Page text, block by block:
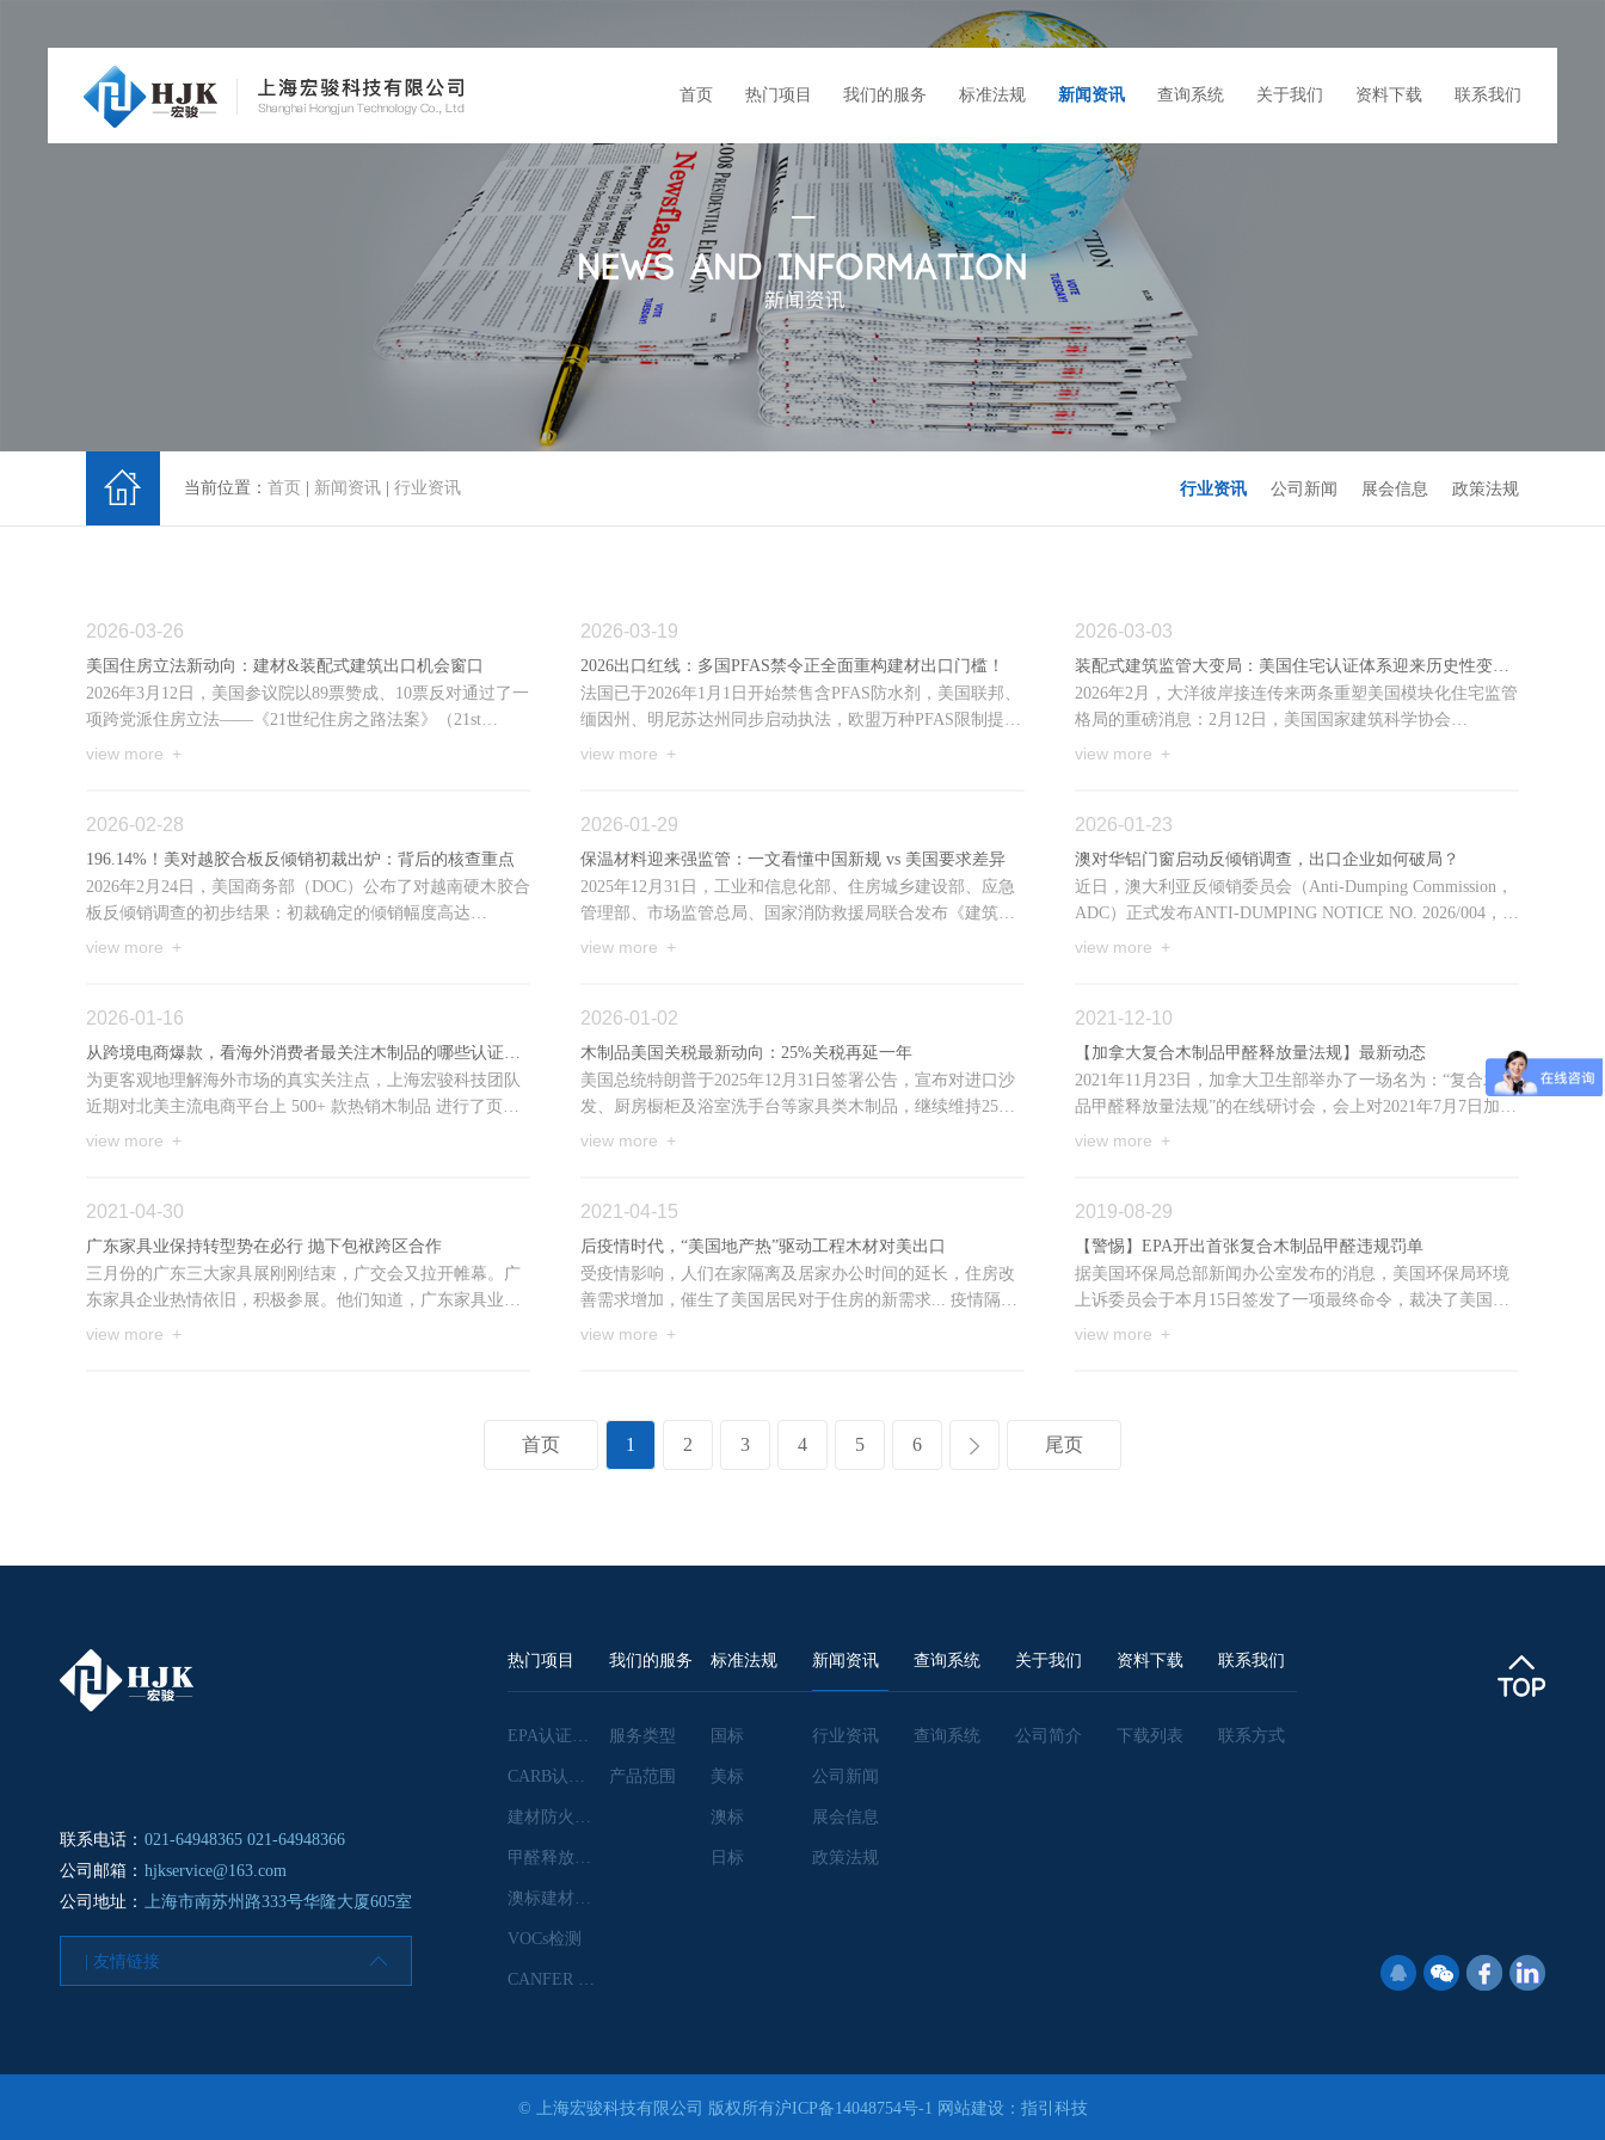
首页 热门项目 我们的服务 标准法规 新闻资讯 查询系统 关于我们 资料下载 联系我们
当前位置： 首页 新闻资讯 行业资讯 行业资讯 公司新闻 展会信息 政策法规
2026-03-26
美国住房立法新动向：建材&装配式建筑出口机会窗口
2026年3月12日，美国参议院以89票赞成、10票反对通过了一
项跨党派住房立法——《21世纪住房之路法案》（21st
Century ROAD to Housing Act）。这是近年来美国联邦层面
view more +
2026-03-19
2026出口红线：多国PFAS禁令正全面重构建材出口门槛！
法国已于2026年1月1日开始禁售含PFAS防水剂，美国联邦、
缅因州、明尼苏达州同步启动执法，欧盟万种PFAS限制提案
进入最后决策——“永久化学品”的时代正加速走向终结。
view more +
2026-03-03
装配式建筑监管大变局：美国住宅认证体系迎来历史性变革！
2026年2月，大洋彼岸接连传来两条重塑美国模块化住宅监管
格局的重磅消息：2月12日，美国国家建筑科学协会
（NIBS）宣布组建专门工作组，制定“住房系统认证计划标
view more +
2026-02-28
196.14%！美对越胶合板反倾销初裁出炉：背后的核查重点
2026年2月24日，美国商务部（DOC）公布了对越南硬木胶合
板反倾销调查的初步结果：初裁确定的倾销幅度高达
196.14%。如果这一裁定最终坐实，将影响所有向美国出口
view more +
2026-01-29
保温材料迎来强监管：一文看懂中国新规 vs 美国要求差异
2025年12月31日，工业和信息化部、住房城乡建设部、应急
管理部、市场监管总局、国家消防救援局联合发布《建筑保
温材料行业规范条件（2025年本）》。 这份文件标志着中国
view more +
2026-01-23
澳对华铝门窗启动反倾销调查，出口企业如何破局？
近日，澳大利亚反倾销委员会（Anti-Dumping Commission，
ADC）正式发布ANTI-DUMPING NOTICE NO. 2026/004，宣
布对原产于中国的铝合金门窗产品启动反倾销与反补贴调查
view more +
2026-01-16
从跨境电商爆款，看海外消费者最关注木制品的哪些认证？（数据报告）
为更客观地理解海外市场的真实关注点，上海宏骏科技团队
近期对北美主流电商平台上 500+ 款热销木制品 进行了页面
信息调研，覆盖家具、地板、橱柜、户外木结构等多个细分
view more +
2026-01-02
木制品美国关税最新动向：25%关税再延一年
美国总统特朗普于2025年12月31日签署公告，宣布对进口沙
发、厨房橱柜及浴室洗手台等家具类木制品，继续维持25%
的关税，并将原定于2026年1月1日的上调计划推迟一年。该
view more +
2021-12-10
【加拿大复合木制品甲醛释放量法规】最新动态
2021年11月23日，加拿大卫生部举办了一场名为：“复合木制
品甲醛释放量法规”的在线研讨会，会上对2021年7月7日加拿
大政府发布的《复合木制品甲醛释放量法规》做了进一步解
view more +
2021-04-30
广东家具业保持转型势在必行 抛下包袱跨区合作
三月份的广东三大家具展刚刚结束，广交会又拉开帷幕。广
东家具企业热情依旧，积极参展。他们知道，广东家具业至
今仍是中国家具的行业老大，在自家门口办展更占尽了地
view more +
2021-04-15
后疫情时代，“美国地产热”驱动工程木材对美出口
受疫情影响，人们在家隔离及居家办公时间的延长，住房改
善需求增加，催生了美国居民对于住房的新需求... 疫情隔离
带来自住、独立住宅的需求。疫情以来，上涨幅度房型是与
view more +
2019-08-29
【警惕】EPA开出首张复合木制品甲醛违规罚单
据美国环保局总部新闻办公室发布的消息，美国环保局环境
上诉委员会于本月15日签发了一项最终命令，裁决了美国新
泽西一家公司（GSS）进口不合规复合木制品相关的违规行
view more +
首页 1 2 3 4 5 6 尾页
联系电话： 021-64948365 021-64948366
公司邮箱： hjkservice@163.com
公司地址： 上海市南苏州路333号华隆大厦605室
| 友情链接
热门项目
EPA认证咨询
CARB认证咨询
建材防火检测
甲醛释放量检测
澳标建材检测
VOCs检测
CANFER 认证
我们的服务
服务类型
产品范围
标准法规
国标
美标
澳标
日标
新闻资讯
行业资讯
公司新闻
展会信息
政策法规
查询系统
查询系统
关于我们
公司简介
资料下载
下载列表
联系我们
联系方式
© 上海宏骏科技有限公司 版权所有沪ICP备14048754号-1 网站建设：指引科技